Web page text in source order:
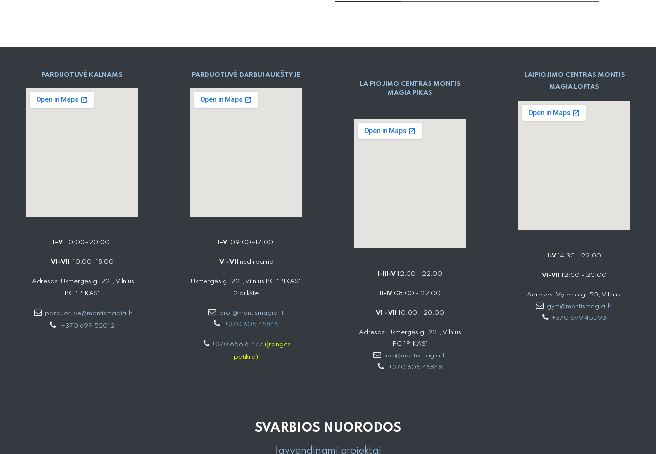
PARD​UOTUVĖ​ KALNAMS
I–V 10:00–20:00
VI–VII 10:00–18:00
Adresas: Ukmergės g. 221, Vilnius
PC "PIKAS"
parduotuve@montismagia.lt
+370 699 52012
PARDUOTUVĖ DARBUI AUKŠTYJE
I–V 09:00–17:00
VI–VII nedirbame
Ukmergės g. 221, Vilnius PC "PIKAS"
2 aukšte
prof@montismagia.lt
+370 605 4584​5
+370 656 61477 (Įrangos
patikra)
LAIPIOJIMO CENTRAS MONTIS
MAGIA PIKAS
I-III-V 12:00 - 22:00
II-IV 08:00 - 22:00
VI - VII 10:00 - 20:00
Adresas: Ukmergės g. 221, Vilnius
PC "PIKAS"
lipu@montismagia.lt
+370 605 45848
LAIPIOJIMO CENTRAS MONTIS
MAGIA LOFTAS
I-V14:30 - 22:00
VI-VII 12:00 - 20:00
Adresas: Vytenio g. 50, Vilnius
gym@montismagia.lt
+370 699 45093
SVARBIOS NUORODOS
Įgyvendinami projektai